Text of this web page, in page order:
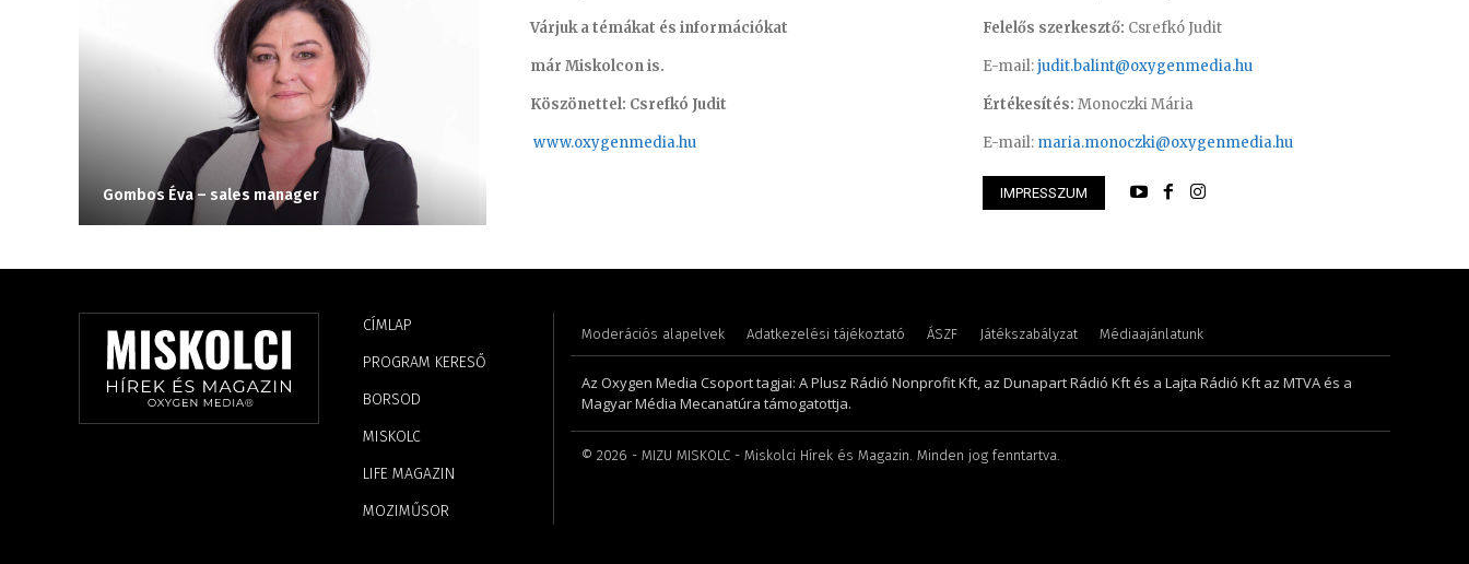
Gombos Éva – sales manager Pénzes Anikó
Várjuk a témákat és információkat
már Miskolcon is.
Köszönettel: Csrefkó Judit
www.oxygenmedia.hu
Felelős szerkesztő: Csrefkó Judit
E-mail:judit.balint@oxygenmedia.hu
Értékesítés: Monoczki Mária
E-mail: maria.monoczki@oxygenmedia.hu
IMPRESSZUM
CÍMLAP
PROGRAM KERESŐ
BORSOD
MISKOLC
LIFE MAGAZIN
MOZIMŰSOR
Moderációs alapelvek Adatkezelési tájékoztató ÁSZF Játékszabályzat Médiaajánlatunk
Az Oxygen Media Csoport tagjai: A Plusz Rádió Nonprofit Kft, az Dunapart Rádió Kft és a Lajta Rádió Kft az MTVA és a
Magyar Média Mecanatúra támogatottja.
© 2026 - MIZU MISKOLC - Miskolci Hírek és Magazin. Minden jog fenntartva.